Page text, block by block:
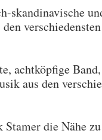
skandinavische
verschiedensten
achtköpfige
aus den
die Nähe zu